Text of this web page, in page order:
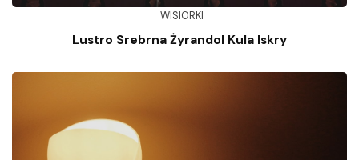
WISIORKI
Lustro Srebrna Żyrandol Kula Iskry